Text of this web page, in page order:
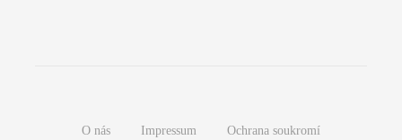
O nás Impressum Ochrana soukromí